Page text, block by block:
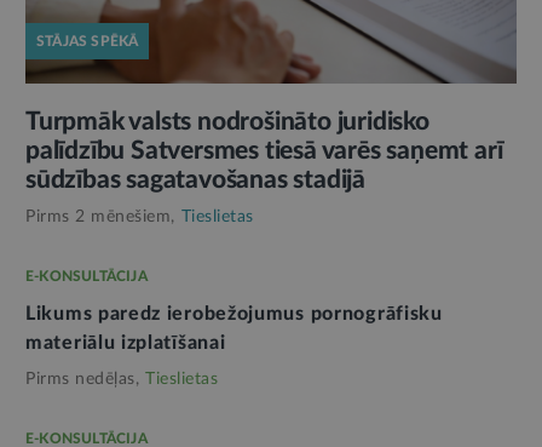
STĀJAS SPĒKĀ
Turpmāk valsts nodrošināto juridisko
palīdzību Satversmes tiesā varēs saņemt arī
sūdzības sagatavošanas stadijā
Pirms 2 mēnešiem, Tieslietas
E-KONSULTĀCIJA
Likums paredz ierobežojumus pornogrāfisku
materiālu izplatīšanai
Pirms nedēļas, Tieslietas
E-KONSULTĀCIJA